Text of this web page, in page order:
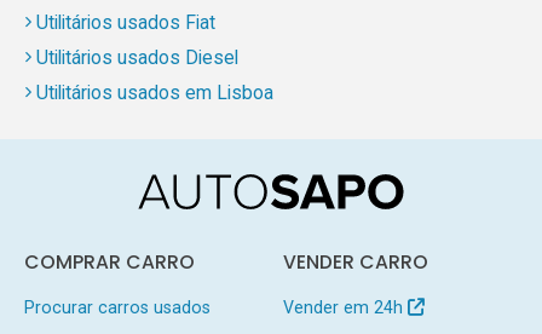
Utilitários usados Fiat
Utilitários usados Diesel
Utilitários usados em Lisboa
COMPRAR CARRO
Procurar carros usados
VENDER CARRO
Vender em 24h